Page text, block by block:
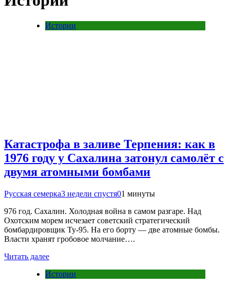
Истории
Катастрофа в заливе Терпения: как в
1976 году у Сахалина затонул самолёт с
двумя атомными бомбами
Русская семерка3 недели спустя01 минуты
976 год. Сахалин. Холодная война в самом разгаре. Над
Охотским морем исчезает советский стратегический
бомбардировщик Ту-95. На его борту — две атомные бомбы.
Власти хранят гробовое молчание….
Читать далее
Истории